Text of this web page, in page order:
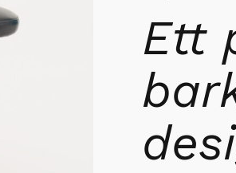
Ett